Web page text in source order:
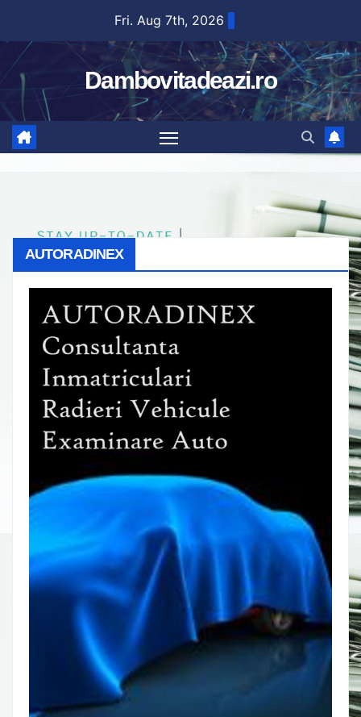
content
Fri. Aug 7th, 2026
Dambovitadeazi.ro
AUTORADINEX